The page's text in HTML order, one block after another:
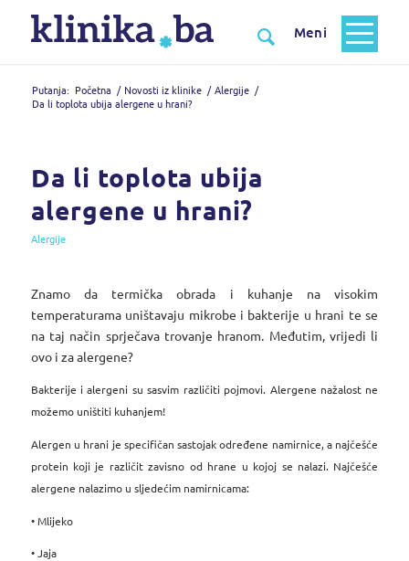
Putanja: Početna / Novosti iz klinike / Alergije /
Da li toplota ubija alergene u hrani?
Da li toplota ubija
alergene u hrani?
Alergije
Znamo da termička obrada i kuhanje na visokim
temperaturama uništavaju mikrobe i bakterije u hrani te se
na taj način sprječava trovanje hranom. Međutim, vrijedi li
ovo i za alergene?
Bakterije i alergeni su sasvim različiti pojmovi. Alergene nažalost ne
možemo uništiti kuhanjem!
Alergen u hrani je specifičan sastojak određene namirnice, a najčešće
protein koji je različit zavisno od hrane u kojoj se nalazi. Najčešće
alergene nalazimo u sljedećim namirnicama:
• Mlijeko
• Jaja